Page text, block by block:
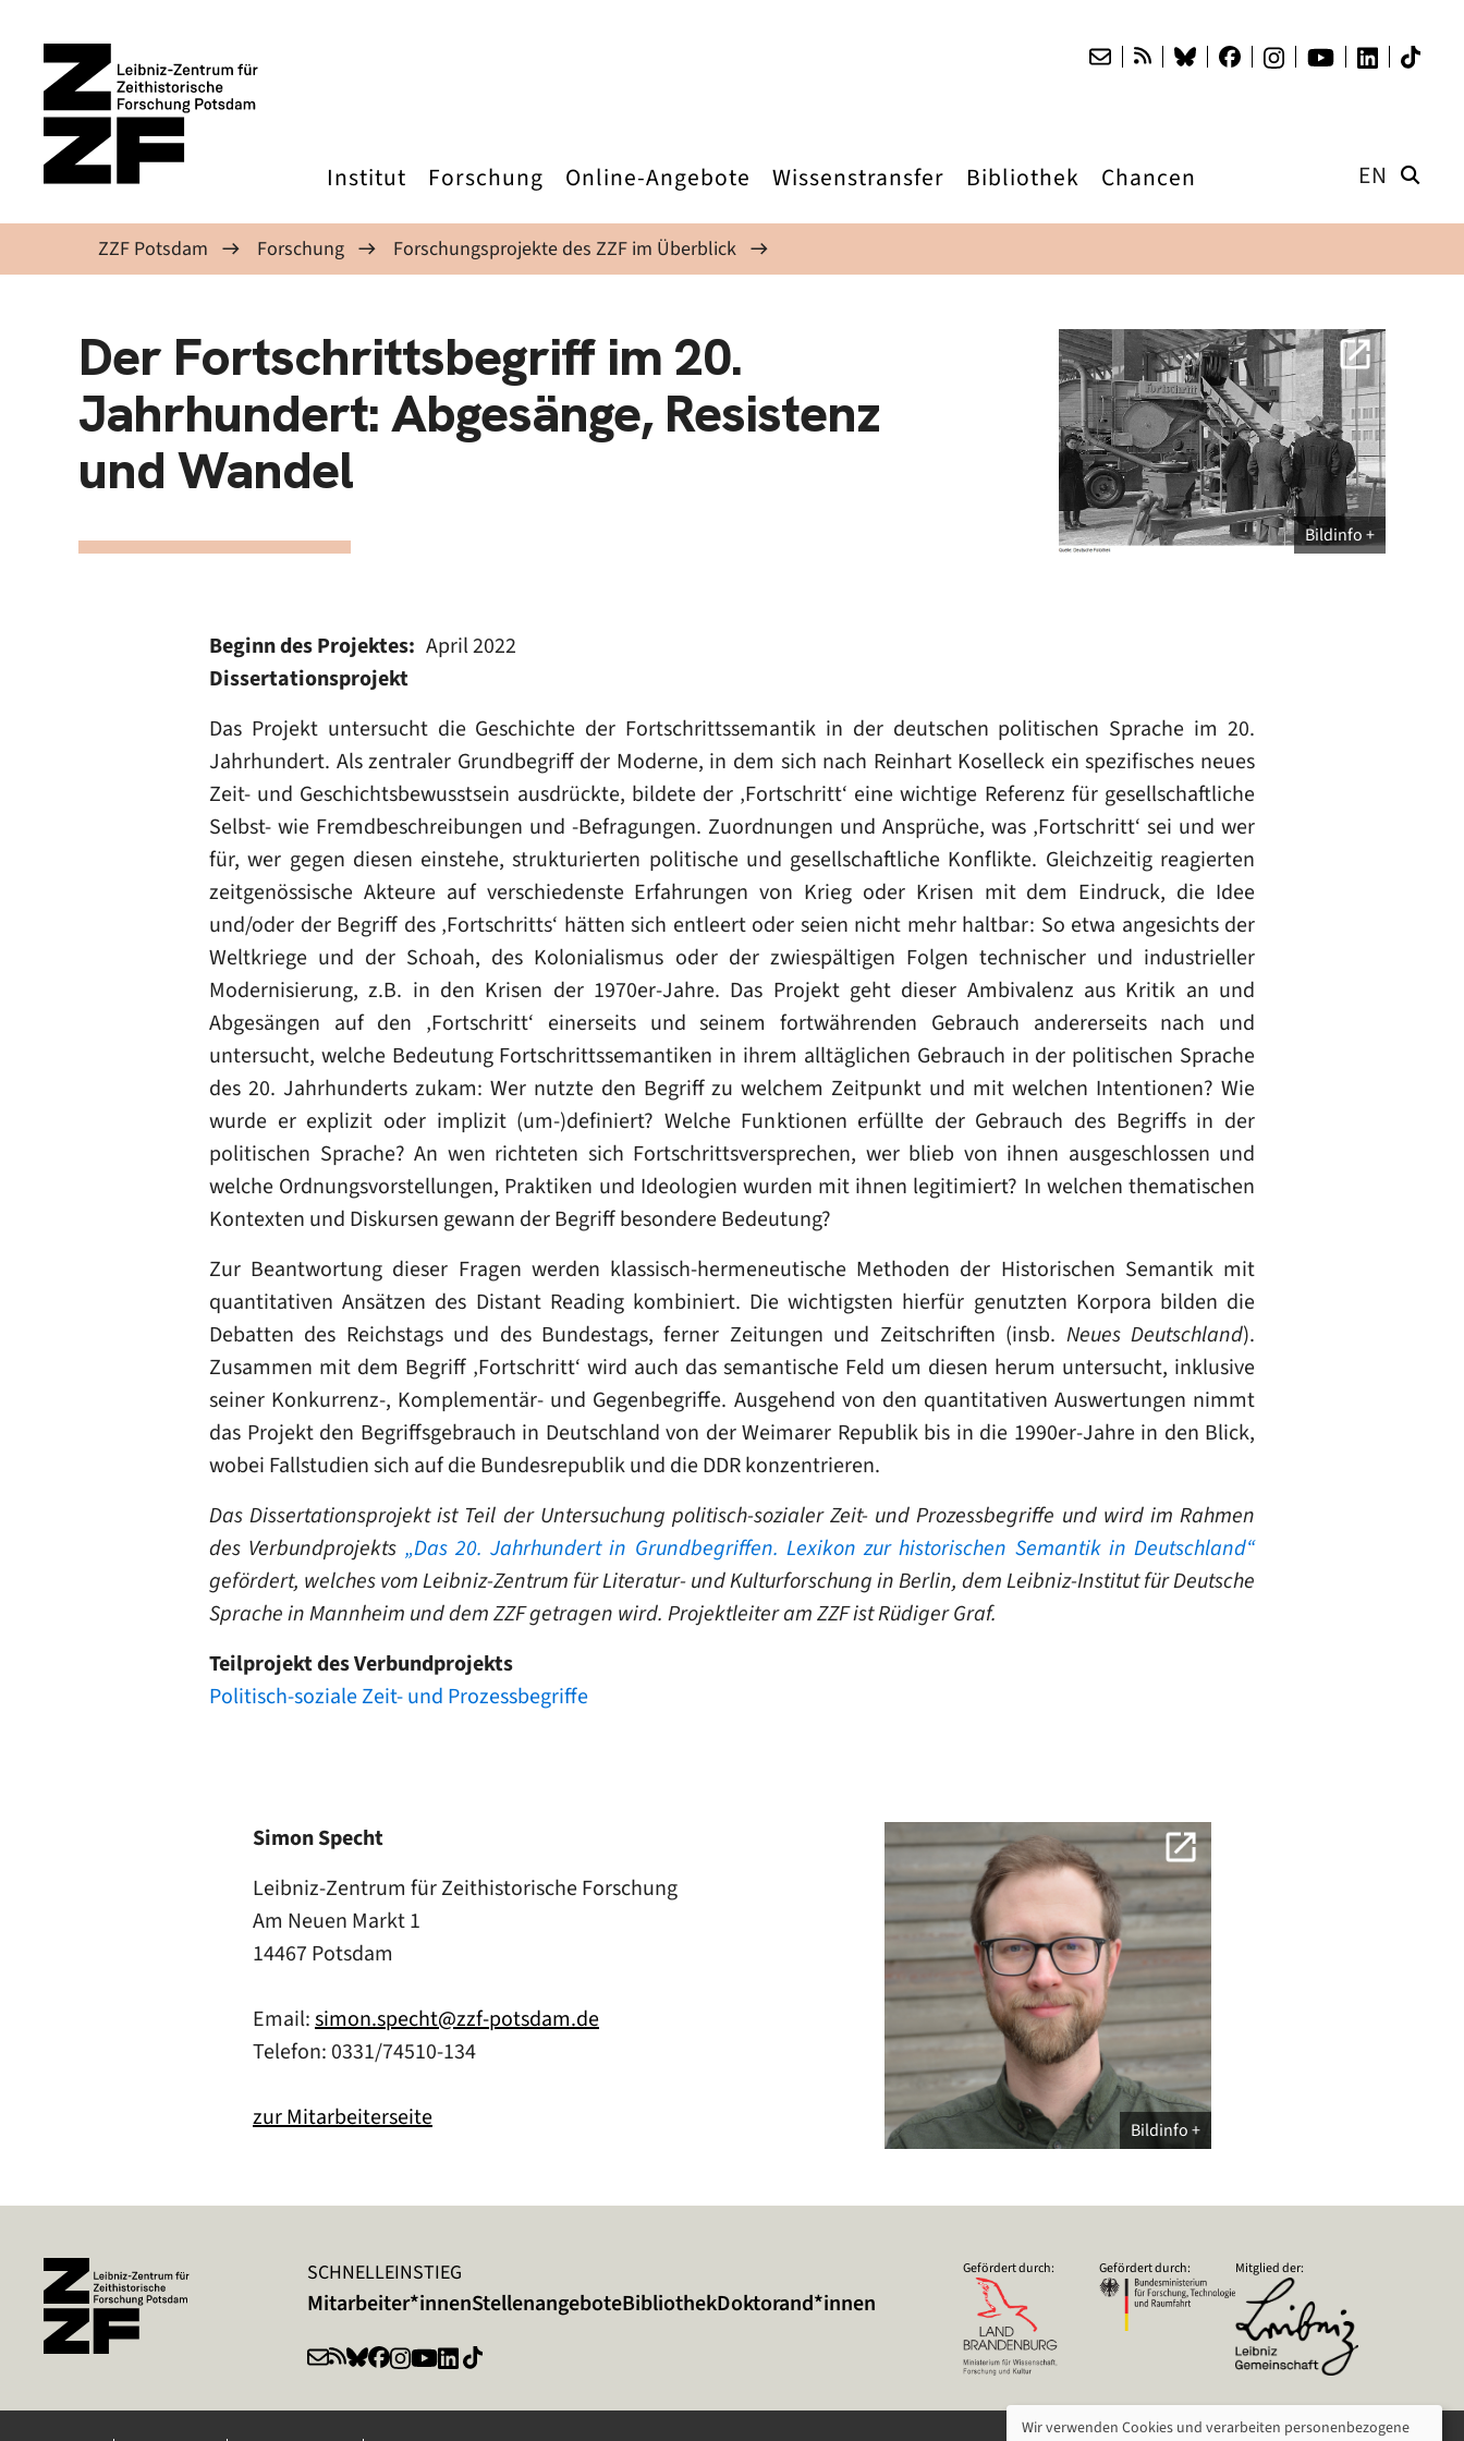
Institut Forschung Online-Angebote Wissenstransfer Bibliothek Chancen EN
ZZF Potsdam Forschung Forschungsprojekte des ZZF im Überblick
Der Fortschrittsbegriff im 20.
Jahrhundert: Abgesänge, Resistenz
und Wandel
Bildinfo
Beginn des Projektes April 2022
Dissertationsprojekt
Das Projekt untersucht die Geschichte der Fortschrittssemantik in der deutschen politischen Sprache im 20.
Jahrhundert. Als zentraler Grundbegriff der Moderne, in dem sich nach Reinhart Koselleck ein spezifisches neues
Zeit- und Geschichtsbewusstsein ausdrückte, bildete der ‚Fortschritt‘ eine wichtige Referenz für gesellschaftliche
Selbst- wie Fremdbeschreibungen und -Befragungen. Zuordnungen und Ansprüche, was ‚Fortschritt‘ sei und wer
für, wer gegen diesen einstehe, strukturierten politische und gesellschaftliche Konflikte. Gleichzeitig reagierten
zeitgenössische Akteure auf verschiedenste Erfahrungen von Krieg oder Krisen mit dem Eindruck, die Idee
und/oder der Begriff des ‚Fortschritts‘ hätten sich entleert oder seien nicht mehr haltbar: So etwa angesichts der
Weltkriege und der Schoah, des Kolonialismus oder der zwiespältigen Folgen technischer und industrieller
Modernisierung, z.B. in den Krisen der 1970er-Jahre. Das Projekt geht dieser Ambivalenz aus Kritik an und
Abgesängen auf den ‚Fortschritt‘ einerseits und seinem fortwährenden Gebrauch andererseits nach und
untersucht, welche Bedeutung Fortschrittssemantiken in ihrem alltäglichen Gebrauch in der politischen Sprache
des 20. Jahrhunderts zukam: Wer nutzte den Begriff zu welchem Zeitpunkt und mit welchen Intentionen? Wie
wurde er explizit oder implizit (um-)definiert? Welche Funktionen erfüllte der Gebrauch des Begriffs in der
politischen Sprache? An wen richteten sich Fortschrittsversprechen, wer blieb von ihnen ausgeschlossen und
welche Ordnungsvorstellungen, Praktiken und Ideologien wurden mit ihnen legitimiert? In welchen thematischen
Kontexten und Diskursen gewann der Begriff besondere Bedeutung?
Zur Beantwortung dieser Fragen werden klassisch-hermeneutische Methoden der Historischen Semantik mit
quantitativen Ansätzen des Distant Reading kombiniert. Die wichtigsten hierfür genutzten Korpora bilden die
Debatten des Reichstags und des Bundestags, ferner Zeitungen und Zeitschriften (insb. Neues Deutschland).
Zusammen mit dem Begriff ‚Fortschritt‘ wird auch das semantische Feld um diesen herum untersucht, inklusive
seiner Konkurrenz-, Komplementär- und Gegenbegriffe. Ausgehend von den quantitativen Auswertungen nimmt
das Projekt den Begriffsgebrauch in Deutschland von der Weimarer Republik bis in die 1990er-Jahre in den Blick,
wobei Fallstudien sich auf die Bundesrepublik und die DDR konzentrieren.
Das Dissertationsprojekt ist Teil der Untersuchung politisch-sozialer Zeit- und Prozessbegriffe und wird im Rahmen
des Verbundprojekts „Das 20. Jahrhundert in Grundbegriffen. Lexikon zur historischen Semantik in Deutschland“
gefördert, welches vom Leibniz-Zentrum für Literatur- und Kulturforschung in Berlin, dem Leibniz-Institut für Deutsche
Sprache in Mannheim und dem ZZF getragen wird. Projektleiter am ZZF ist Rüdiger Graf.
Teilprojekt des Verbundprojekts
Politisch-soziale Zeit- und Prozessbegriffe
Bildinfo
Simon Specht
Leibniz-Zentrum für Zeithistorische Forschung
Am Neuen Markt 1
14467 Potsdam
Email:simon.specht@zzf-potsdam.de
Telefon: 0331/74510-134
zur Mitarbeiterseite
SCHNELLEINSTIEG
Mitarbeiter*innenStellenangeboteBibliothekDoktorand*innen
Gefördert durch: Gefördert durch: Mitglied der:
Wir verwenden Cookies und verarbeiten personenbezogene